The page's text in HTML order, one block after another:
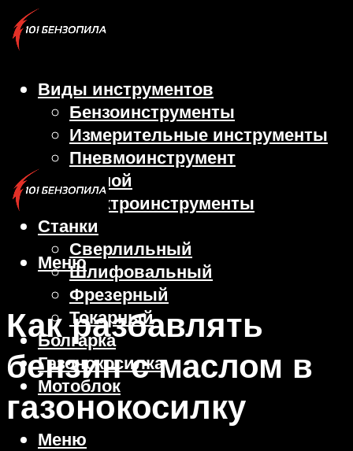
Виды инструментов
Бензоинструменты
Измерительные инструменты
Пневмоинструмент
Ручной
Электроинструменты
Станки
Сверлильный
Шлифовальный
Фрезерный
Токарный
Болгарка
Газонокосилка
Мотоблок
Меню
Меню
Как разбавлять
бензин с маслом в
газонокосилку